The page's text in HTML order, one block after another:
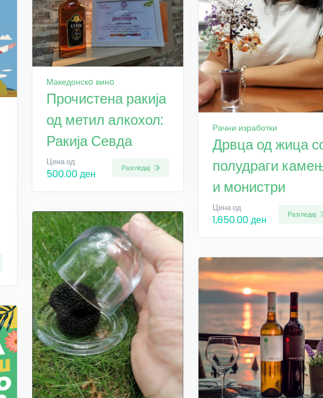
Македонскo винo
Прочистена ракија
од метил алкохол:
Ракија Севда
Цена од
500.00 ден Разгледај
Рачни изработки
Дрвца од жица
полудраги
и монистри
Цена од
1,650.00 ден Разгледај